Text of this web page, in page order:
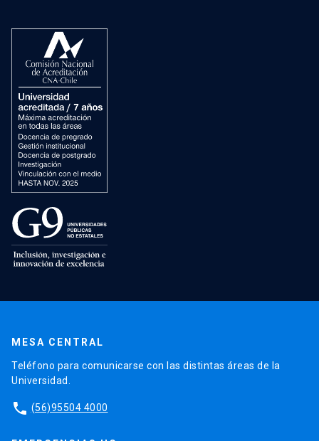
MESA CENTRAL
Teléfono para comunicarse con las distintas áreas de la
Universidad.
phone (56)95504 4000